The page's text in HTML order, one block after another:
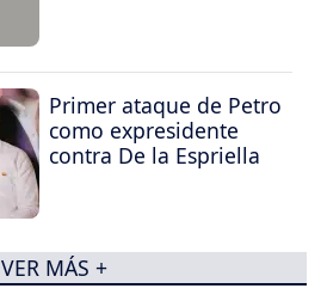
Primer ataque de Petro
como expresidente
contra De la Espriella
VER MÁS +